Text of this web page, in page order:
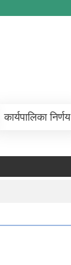
कार्यपालिका निर्णय